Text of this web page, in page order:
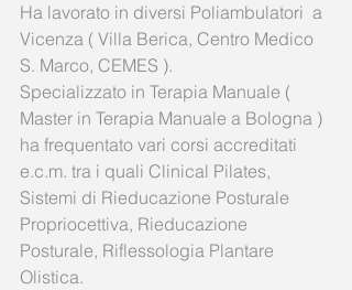
Ha lavorato in diversi Poliambulatori  a
Vicenza ( Villa Berica, Centro Medico
S. Marco, CEMES ).
Specializzato in Terapia Manuale (
Master in Terapia Manuale a Bologna )
ha frequentato vari corsi accreditati
e.c.m. tra i quali Clinical Pilates,
Sistemi di Rieducazione Posturale
Propriocettiva, Rieducazione
Posturale, Riflessologia Plantare
Olistica.